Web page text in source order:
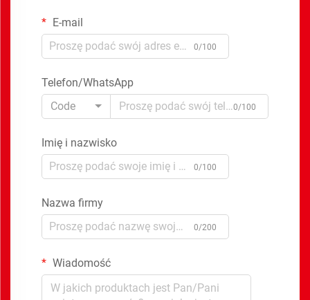
E-mail
0/100
Telefon/WhatsApp
Code
0/100
Imię i nazwisko
0/100
Nazwa firmy
0/200
Wiadomość